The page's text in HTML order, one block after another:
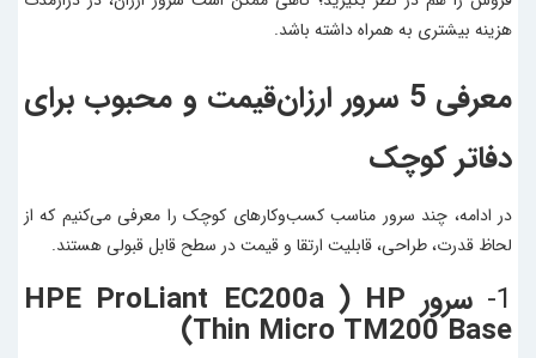
هزینه بیشتری به همراه داشته باشد.
معرفی 5 سرور ارزان‌قیمت و محبوب برای
دفاتر کوچک
در ادامه، چند سرور مناسب کسب‌وکارهای کوچک را معرفی می‌کنیم که از
لحاظ قدرت، طراحی، قابلیت ارتقا و قیمت در سطح قابل قبولی هستند.
1- سرور HPE ProLiant EC200a ) HP
Thin Micro TM200 Base)